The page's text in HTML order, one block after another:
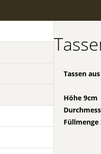
Tassen
Höhe 9cm
Füllmenge